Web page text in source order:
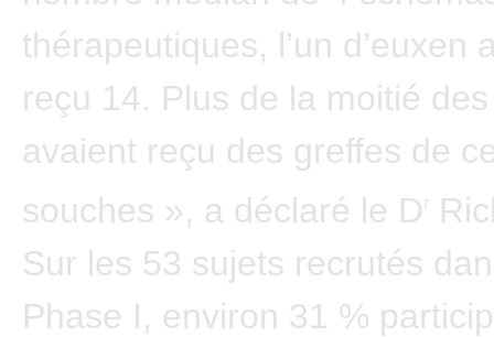
thérapeutiques, l’un d’euxen
reçu 14. Plus de la moitié
avaient reçu des greffes de
souches », a déclaré le Dr
Sur les 53 sujets recrutés
Phase I, environ 31 %